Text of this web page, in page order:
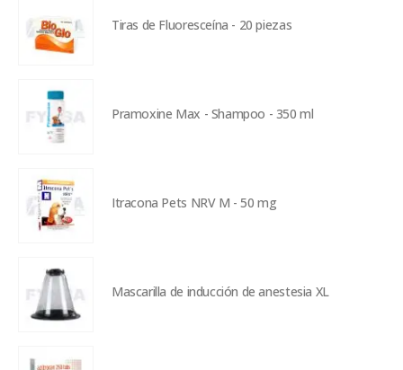
Tiras de Fluoresceína - 20 piezas
Pramoxine Max - Shampoo - 350 ml
Itracona Pets NRV M - 50 mg
Mascarilla de inducción de anestesia XL